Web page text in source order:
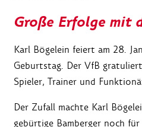
Große Erfolge mit
Karl Bögelein feiert am 28.
Geburtstag. Der VfB
Spieler, Trainer und
Der Zufall machte Karl
gebürtige Bamberger noch